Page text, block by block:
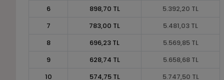
6
898,70 TL
5.392,20 TL
7
783,00 TL
5.481,03 TL
8
696,23 TL
5.569,85 TL
9
628,74 TL
5.658,68 TL
10
574,75 TL
5.747,50 TL